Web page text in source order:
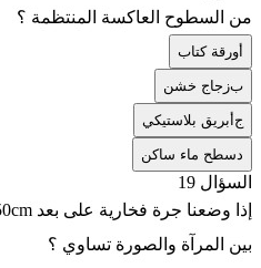
من السطوح العاكسة المنتظمة ؟
ورقة كتاب
بزجاج خشن
جأبريق بلاستيكي
سطح ماء ساكن
السؤال 19
بين المرآة والصورة تساوي ؟